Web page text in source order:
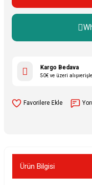
Kargo Bedava
50€ ve üzeri
Ürün Bilgisi